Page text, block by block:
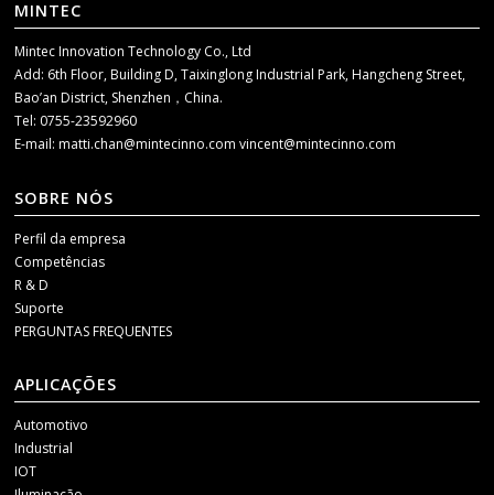
MINTEC
Mintec Innovation Technology Co., Ltd
Add: 6th Floor, Building D, Taixinglong Industrial Park, Hangcheng Street,
Bao’an District, Shenzhen，China.
Tel: 0755-23592960
E-mail:matti.chan@mintecinno.comvincent@mintecinno.com
SOBRE NÓS
Perfil da empresa
Competências
R & D
Suporte
PERGUNTAS FREQUENTES
APLICAÇÕES
Automotivo
Industrial
IOT